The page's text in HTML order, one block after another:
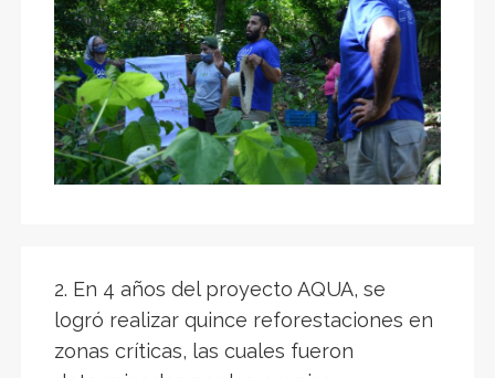
2. En 4 años del proyecto AQUA, se
logró realizar quince reforestaciones en
zonas críticas, las cuales fueron